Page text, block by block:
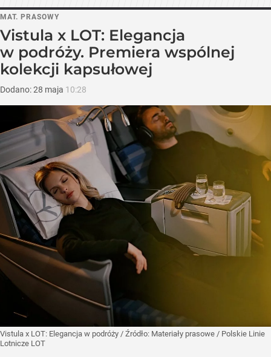
MAT. PRASOWY
Vistula x LOT: Elegancja
w podróży. Premiera wspólnej
kolekcji kapsułowej
Dodano:28 maja 10:28
Vistula x LOT: Elegancja w podróży / Źródło: Materiały prasowe / Polskie Linie
Lotnicze LOT